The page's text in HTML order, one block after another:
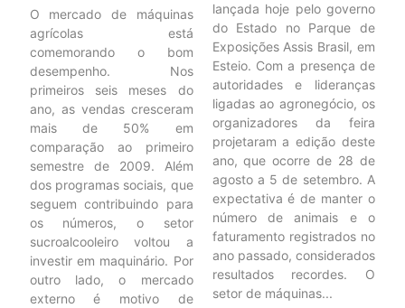
O mercado de máquinas
agrícolas está
comemorando o bom
desempenho. Nos
primeiros seis meses do
ano, as vendas cresceram
mais de 50% em
comparação ao primeiro
semestre de 2009. Além
dos programas sociais, que
seguem contribuindo para
os números, o setor
sucroalcooleiro voltou a
investir em maquinário. Por
outro lado, o mercado
externo é motivo de
lançada hoje pelo governo
do Estado no Parque de
Exposições Assis Brasil, em
Esteio. Com a presença de
autoridades e lideranças
ligadas ao agronegócio, os
organizadores da feira
projetaram a edição deste
ano, que ocorre de 28 de
agosto a 5 de setembro. A
expectativa é de manter o
número de animais e o
faturamento registrados no
ano passado, considerados
resultados recordes. O
setor de máquinas...